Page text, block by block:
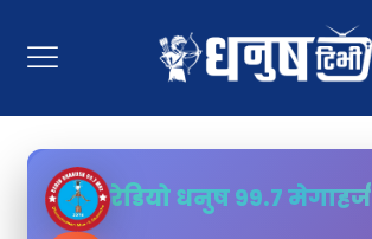
रेडियो धनुष ९९.७ मेगाहर्ज